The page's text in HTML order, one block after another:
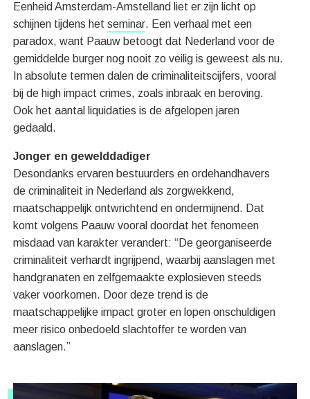
Eenheid Amsterdam-Amstelland liet er zijn licht op
schijnen tijdens hetseminar. Een verhaal met een
paradox, want Paauw betoogt dat Nederland voor de
gemiddelde burger nog nooit zo veilig is geweest als nu.
In absolute termen dalen de criminaliteitscijfers, vooral
bij de high impact crimes, zoals inbraak en beroving.
Ook het aantal liquidaties is de afgelopen jaren
gedaald.
Jonger en gewelddadiger
Desondanks ervaren bestuurders en ordehandhavers
de criminaliteit in Nederland als zorgwekkend,
maatschappelijk ontwrichtend en ondermijnend. Dat
komt volgens Paauw vooral doordat het fenomeen
misdaad van karakter verandert: “De georganiseerde
criminaliteit verhardt ingrijpend, waarbij aanslagen met
handgranaten en zelfgemaakte explosieven steeds
vaker voorkomen. Door deze trend is de
maatschappelijke impact groter en lopen onschuldigen
meer risico onbedoeld slachtoffer te worden van
aanslagen.”